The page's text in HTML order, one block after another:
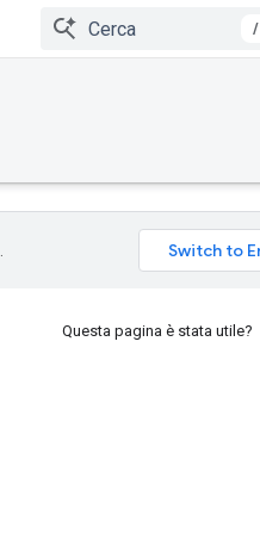
/
Questa pagina è stata utile?